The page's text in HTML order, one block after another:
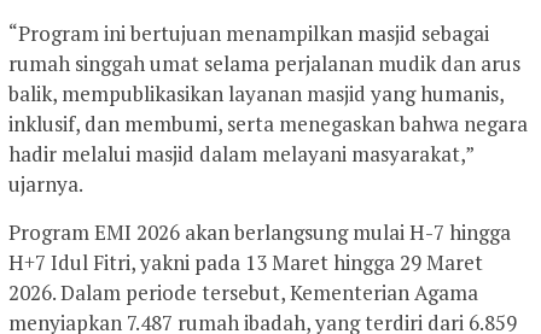
“Program ini bertujuan menampilkan masjid sebagai
rumah singgah umat selama perjalanan mudik dan arus
balik, mempublikasikan layanan masjid yang humanis,
inklusif, dan membumi, serta menegaskan bahwa negara
hadir melalui masjid dalam melayani masyarakat,”
ujarnya.
Program EMI 2026 akan berlangsung mulai H-7 hingga
H+7 Idul Fitri, yakni pada 13 Maret hingga 29 Maret
2026. Dalam periode tersebut, Kementerian Agama
menyiapkan 7.487 rumah ibadah, yang terdiri dari 6.859